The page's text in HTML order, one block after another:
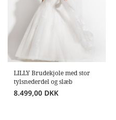
LILLY Brudekjole med stor
tylsnederdel og slæb
8.499,00 DKK